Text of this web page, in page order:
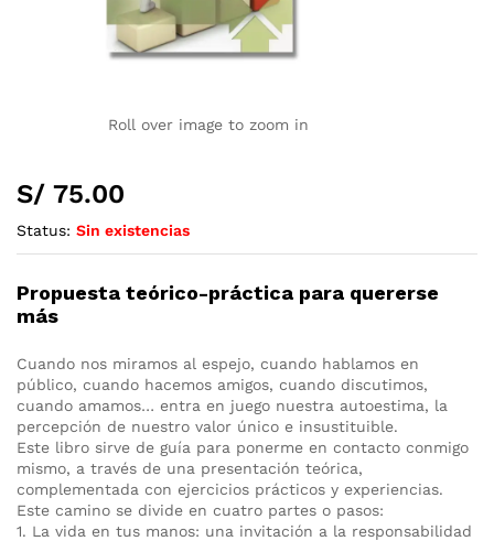
Roll over image to zoom in
S/ 75.00
Status: Sin existencias
Propuesta teórico-práctica para quererse
más
Cuando nos miramos al espejo, cuando hablamos en
público, cuando hacemos amigos, cuando discutimos,
cuando amamos… entra en juego nuestra autoestima, la
percepción de nuestro valor único e insustituible.
Este libro sirve de guía para ponerme en contacto conmigo
mismo, a través de una presentación teórica,
complementada con ejercicios prácticos y experiencias.
Este camino se divide en cuatro partes o pasos:
1. La vida en tus manos: una invitación a la responsabilidad